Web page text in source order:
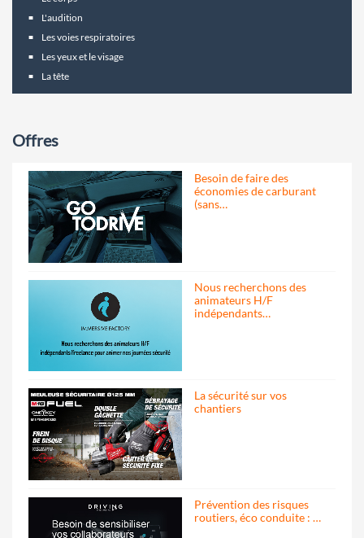
L'audition
Les voies respiratoires
Les yeux et le visage
La tête
Offres
Besoin de faire des
économies de carburant
(sans…
Nous recherchons des
animateurs H/F
indépendants…
La sécurité sur vos
chantiers
Prévention des risques
routiers, éco conduite : …